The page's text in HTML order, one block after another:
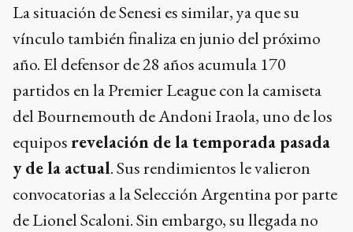
La situación de Senesi es similar, ya que su
vínculo también finaliza en junio del próximo
año. El defensor de 28 años acumula 170
partidos en la Premier League con la camiseta
del Bournemouth de Andoni Iraola, uno de los
equiposrevelación de la temporada pasada
y de la actual. Sus rendimientos le valieron
convocatorias a la Selección Argentina por parte
de Lionel Scaloni. Sin embargo, su llegada no